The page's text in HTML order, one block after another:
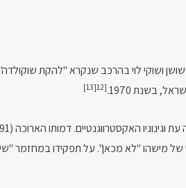
ושוקי לוי בהרכב שנקרא "להקת
בשנת 1970.
[12
[13]
האקסטרווגנטיים. דמותו הארוכה (191 ס"מ)
של מישהו "לא מכאן". על תפקידו במחזמר